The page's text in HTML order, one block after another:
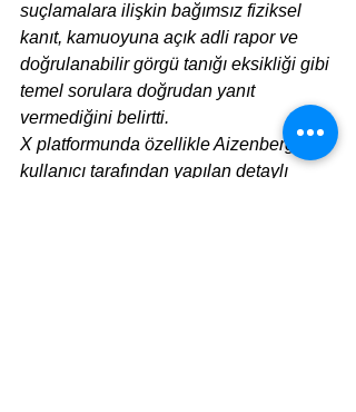
suçlamalara ilişkin bağımsız fiziksel
kanıt, kamuoyuna açık adli rapor ve
doğrulanabilir görgü tanığı eksikliği gibi
temel sorulara doğrudan yanıt
vermediğini belirtti.
X platformunda özellikle Aizenberg adlı
kullanıcı tarafından yapılan detaylı